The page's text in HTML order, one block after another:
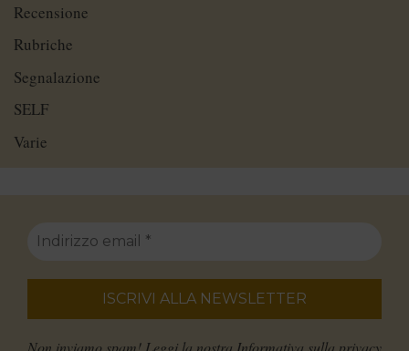
Recensione
Rubriche
Segnalazione
SELF
Varie
Non inviamo spam! Leggi la nostra Informativa sulla privacy